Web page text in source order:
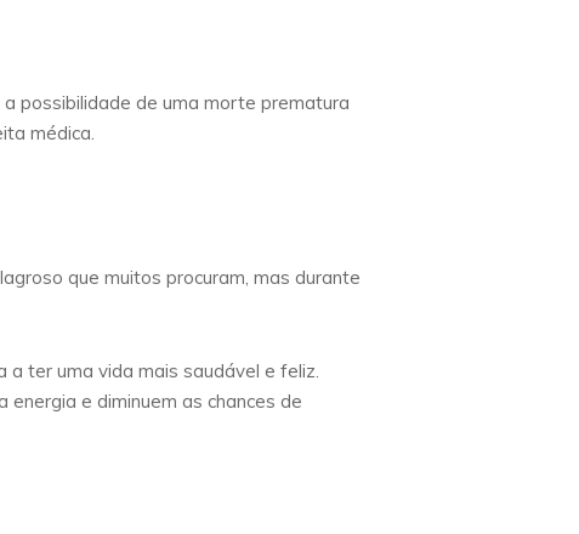
possibilidade de uma morte prematura
médica.
que muitos procuram, mas durante
ter uma vida mais saudável e feliz.
e diminuem as chances de